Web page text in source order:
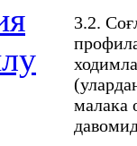
3.2.
малака